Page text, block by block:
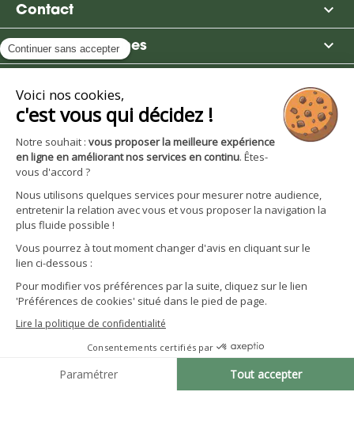
Contact 
Moulin des Moines 
Avantages et services 
CGV particuliers
Politique de confidentialité